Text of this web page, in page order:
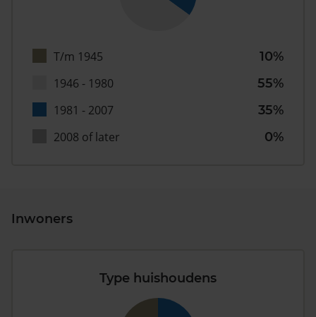
T/m 1945
10%
1946 - 1980
55%
1981 - 2007
35%
2008 of later
0%
Inwoners
Type huishoudens